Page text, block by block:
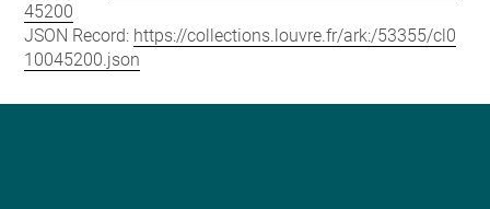
45200
JSON Record: https://collections.louvre.fr/ark:/53355/cl0
10045200.json